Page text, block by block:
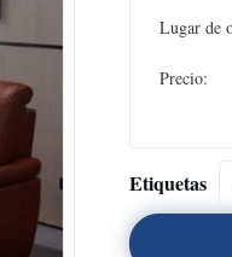
Lugar de
Precio:
Etiquetas